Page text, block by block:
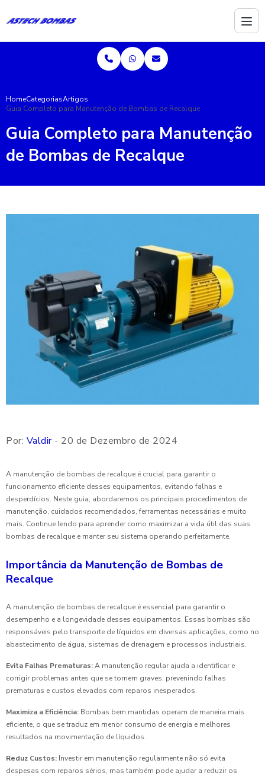
HomeCategoriasArtigos
Guia Completo para Manutenção de Bombas de Recalque
Guia Completo para Manutenção
de Bombas de Recalque
Por: Valdir- 20 de Dezembro de 2024
A manutenção de bombas de recalque é crucial para garantir o
funcionamento eficiente desses equipamentos, evitando falhas e
desperdícios. Neste guia, abordaremos os principais procedimentos de
manutenção, cuidados recomendados, ferramentas necessárias e muito
mais. Continue lendo para aprender como maximizar a vida útil das suas
bombas de recalque e manter seu sistema operando perfeitamente.
Importância da Manutenção de Bombas de
Recalque
A manutenção de bombas de recalque é essencial para garantir o
desempenho e a longevidade desses equipamentos. Essas bombas são
responsáveis pelo transporte de líquidos em diversas aplicações, como no
abastecimento de água, sistemas de drenagem e processos industriais.
Evita Falhas Prematuras:A manutenção regular ajuda a identificar e
corrigir problemas antes que se tornem graves, prevenindo falhas
prematuras e custos elevados com reparos inesperados.
Maximiza a Eficiência: Bombas bem mantidas operam de maneira mais
eficiente, o que se traduz em menor consumo de energia e melhores
resultados na movimentação de líquidos.
Reduz Custos: Investir em manutenção regularmente não só evita
despesas com reparos sérios, mas também pode ajudar a reduzir os